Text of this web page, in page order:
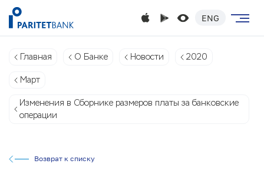
ENG
Главная О Банке Новости 2020
Март
Изменения в Сборнике размеров платы за банковские
операции
Возврат к списку